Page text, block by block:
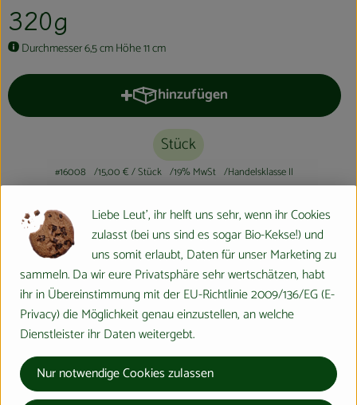
Hofladen
Über uns
Veranstaltungen
320g
Durchmesser 6,5 cm Höhe 11 cm
hinzufügen
Produkt zum Warenkorb
Stück
#16008 15,00 €/ Stück 19% MwSt Handelsklasse II
Info Herkunft
Info
Durchmesser 6,5 cm Höhe 11 cm
Gewicht ca. 320g
Produktinformationen
Liebe Leut', ihr helft uns sehr, wenn ihr Cookies
zulasst (bei uns sind es sogar Bio-Kekse!) und
uns somit erlaubt, Daten für unser Marketing zu
sammeln. Da wir eure Privatsphäre sehr wertschätzen, habt
ihr in Übereinstimmung mit der EU-Richtlinie 2009/136/EG (E-
Privacy) die Möglichkeit genau einzustellen, an welche
Dienstleister ihr Daten weitergebt.
Nur notwendige Cookies zulassen